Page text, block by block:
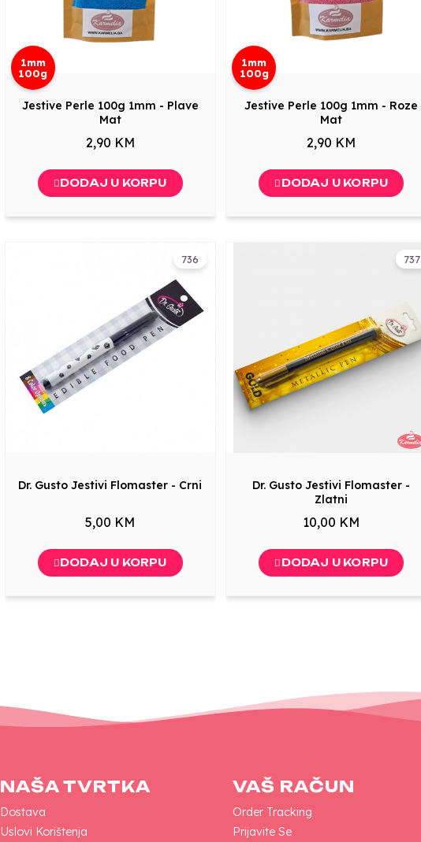
1mm
100g
Jestive Perle 100g 1mm - Plave
Mat
2,90 KM
DODAJ U KORPU
1mm
100g
Jestive Perle 100g 1mm - Roze
Mat
2,90 KM
DODAJ U KORPU
736
Dr. Gusto Jestivi Flomaster - Crni
5,00 KM
DODAJ U KORPU
737
Dr. Gusto Jestivi Flomaster -
Zlatni
10,00 KM
DODAJ U KORPU
NAŠA TVRTKA
Dostava
Uslovi Korištenja
VAŠ RAČUN
Order Tracking
Prijavite Se